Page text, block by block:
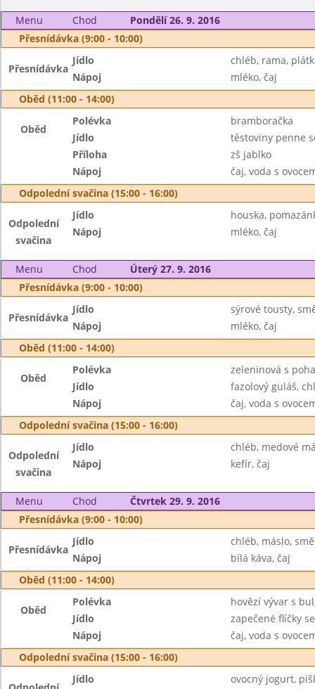
Menu Chod
Pondělí 26. 9. 2016
Přesnídávka (9:00 - 10:00)
Přesnídávka
Jídlo
chléb, rama,
Nápoj
mléko, čaj
Oběd (11:00 - 14:00)
Oběd
Polévka
bramboračka
Jídlo
těstoviny penne
Příloha
zš jablko
Nápoj
čaj, voda s
Odpolední svačina (15:00 - 16:00)
Odpolední
svačina
Jídlo
houska,
Nápoj
mléko, čaj
Menu Chod
Úterý 27. 9. 2016
Přesnídávka (9:00 - 10:00)
Přesnídávka
Jídlo
sýrové tousty,
Nápoj
mléko, čaj
Oběd (11:00 - 14:00)
Oběd
Polévka
zeleninová s
Jídlo
fazolový guláš,
Nápoj
čaj, voda s
Odpolední svačina (15:00 - 16:00)
Odpolední
svačina
Jídlo
chléb, medové
Nápoj
kefír, čaj
Menu Chod
Čtvrtek 29. 9. 2016
Přesnídávka (9:00 - 10:00)
Přesnídávka
Jídlo
chléb, máslo,
Nápoj
bílá káva, čaj
Oběd (11:00 - 14:00)
Oběd
Polévka
hovězí vývar s
Jídlo
zapečené flíčky
Nápoj
čaj, voda s
Odpolední svačina (15:00 - 16:00)
Jídlo ovocný jogurt,